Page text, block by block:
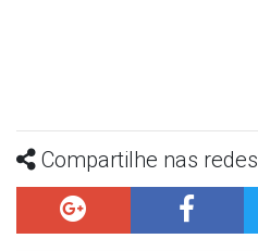
Compartilhe nas redes